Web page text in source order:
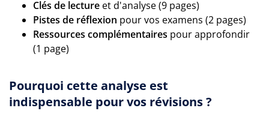
Clés de lecture et d'analyse (9 pages)
Pistes de réflexion pour vos examens (2 pages)
Ressources complémentaires pour approfondir
(1 page)
Pourquoi cette analyse est
indispensable pour vos révisions ?